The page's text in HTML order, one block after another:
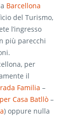
Barcellona
del Turismo,
l’ingresso
più parecchi
per
il
Familia –
Casa Batllò –
) oppure nulla